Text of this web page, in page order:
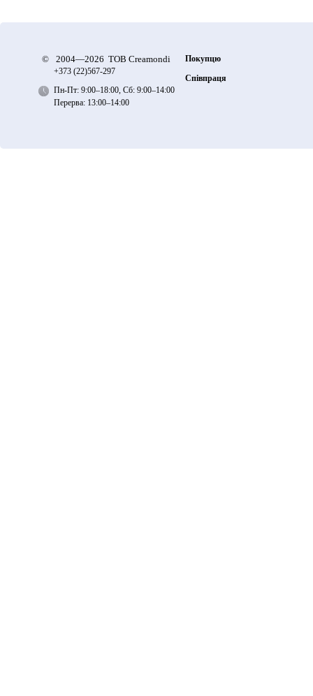
© 2004—2026 ТОВ Creamondi
+373 (22)567-297
Пн-Пт: 9:00–18:00, Сб: 9:00–14:00
Перерва: 13:00–14:00
Покупцю
Співпраця